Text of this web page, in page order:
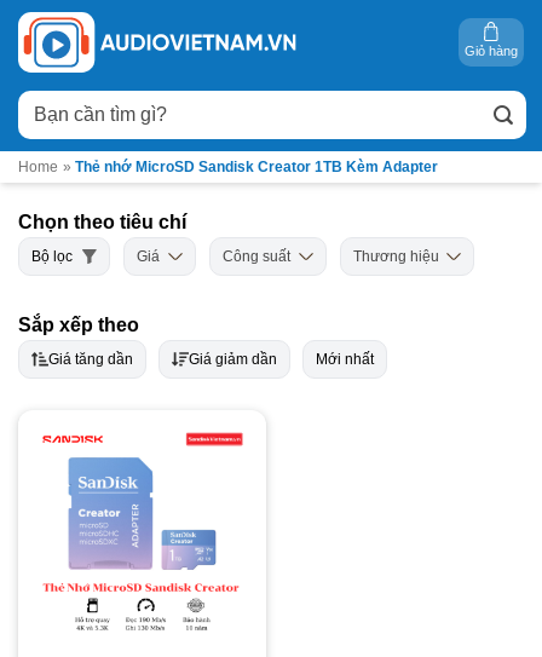
Bỏ
qua
nội
dung
Tìm
kiếm:
Giỏ hàng
Home » Thẻ nhớ MicroSD Sandisk Creator 1TB Kèm Adapter
Chọn theo tiêu chí
Bộ lọc Giá Công suất Thương hiệu
Sắp xếp theo
Giá tăng dần Giá giảm dần Mới nhất